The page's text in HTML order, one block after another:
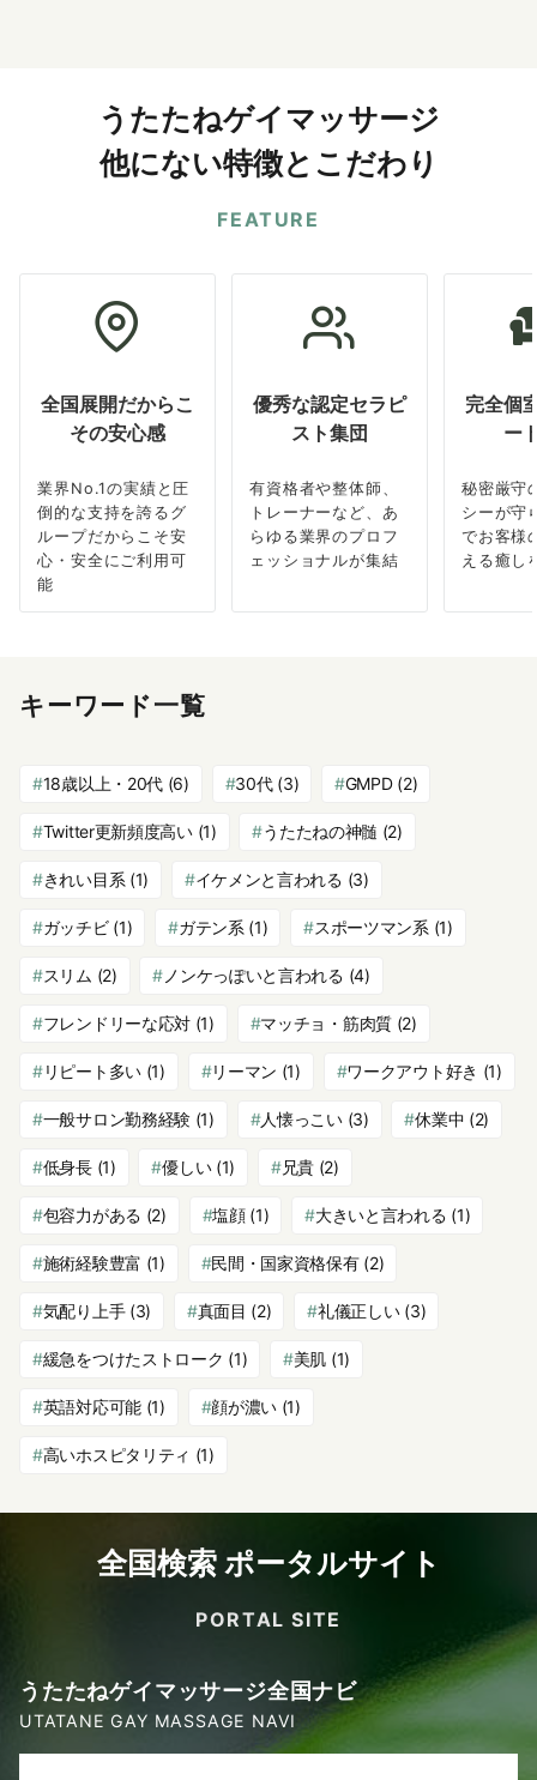
うたたねゲイマッサージ
他にない特徴とこだわり
FEATURE
全国展開だからこ
その安心感
業界No.1の実績と圧
倒的な支持を誇るグ
ループだからこそ安
心・安全にご利用可
能
優秀な認定セラピ
スト集団
有資格者や整体師、
トレーナーなど、あ
らゆる業界のプロフ
ェッショナルが集結
完全個
ー
秘密厳守
シーが守
でお客様
える癒し
キーワード一覧
18歳以上・20代 (6) 30代(3) GMPD(2)
Twitter更新頻度高い(1) うたたねの神髄 (2)
きれい目系 (1) イケメンと言われる (3)
ガッチビ(1) ガテン系 (1) スポーツマン系 (1)
スリム (2) ノンケっぽいと言われる (4)
フレンドリーな応対 (1) マッチョ・筋肉質(2)
リピート多い(1) リーマン (1) ワークアウト好き (1)
一般サロン勤務経験 (1) 人懐っこい(3) 休業中 (2)
低身長(1) 優しい(1) 兄貴(2)
包容力がある (2) 塩顔(1) 大きいと言われる (1)
施術経験豊富 (1) 民間・国家資格保有(2)
気配り上手(3) 真面目 (2) 礼儀正しい(3)
緩急をつけたストローク (1) 美肌 (1)
英語対応可能(1) 顔が濃い (1)
高いホスピタリティ (1)
全国検索 ポータルサイト
PORTAL SITE
うたたねゲイマッサージ全国ナビ
UTATANE GAY MASSAGE NAVI